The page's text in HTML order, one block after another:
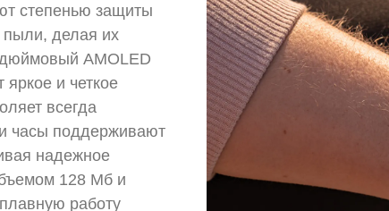
степенью защиты
пыли, делая их
AMOLED
и четкое
всегда
часы поддерживают
надежное
128 Мб и
работу